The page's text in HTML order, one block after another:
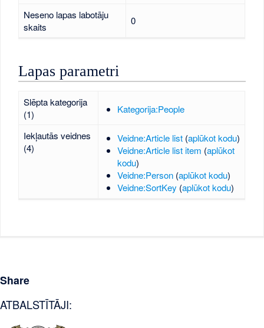
Neseno lapas labotāju
skaits
0
Lapas parametri
Slēpta kategorija
(1)
Kategorija:People
Iekļautās veidnes
(4)
Veidne:Article list (aplūkot kodu)
Veidne:Article list item (aplūkot
kodu)
Veidne:Person (aplūkot kodu)
Veidne:SortKey (aplūkot kodu)
Share
ATBALSTĪTĀJI: